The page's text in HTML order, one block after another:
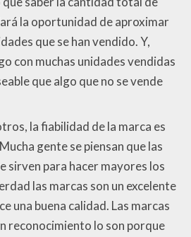
la oportunidad de aproximar
que se han vendido. Y,
con muchas unidades vendidas
que algo que no se vende
la fiabilidad de la marca es
gente se piensan que las
sirven para hacer mayores los
las marcas son un excelente
una buena calidad. Las marcas
reconocimiento lo son porque